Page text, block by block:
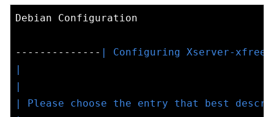
Debian Configuration
--------------
| Configuring Xserver-
| Please choose the entry that best